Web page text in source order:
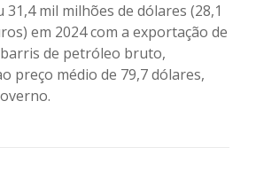
mil milhões de dólares (28,1
em 2024 com a exportação de
de petróleo bruto,
preço médio de 79,7 dólares,